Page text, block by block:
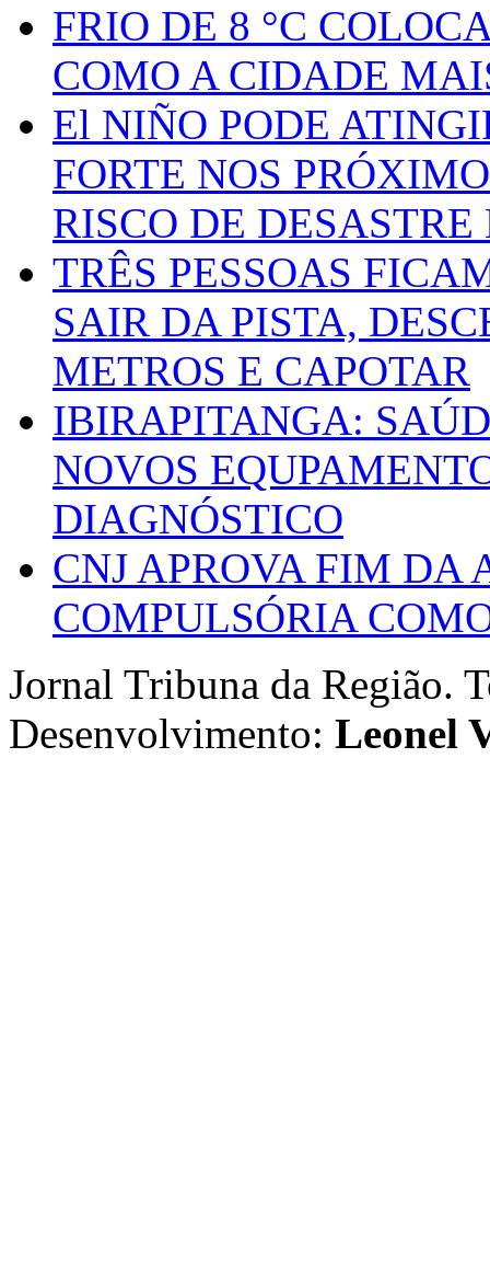
FRIO DE 8 °C
COMO A CIDADE
El NIÑO PODE
FORTE NOS
RISCO DE
TRÊS PESSOAS
SAIR DA PISTA,
METROS E CAPOTAR
IBIRAPITANGA:
NOVOS
DIAGNÓSTICO
CNJ APROVA FIM DA
COMPULSÓRIA
Jornal Tribuna da Região.
Desenvolvimento: Leonel